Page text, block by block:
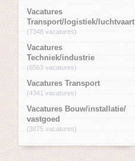
Vacatures
Transport/logistiek/luchtvaart
(7348 vacatures)
Vacatures
Techniek/industrie
(6563 vacatures)
Vacatures Transport
(4341 vacatures)
Vacatures Bouw/installatie/
vastgoed
(3875 vacatures)